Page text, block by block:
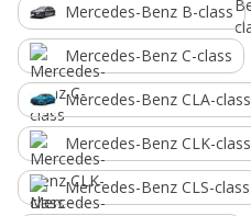
Mercedes-Benz B-class
Mercedes-Benz C-class
Mercedes-Benz CLA-class
Mercedes-Benz CLK-class
Mercedes-Benz CLS-class